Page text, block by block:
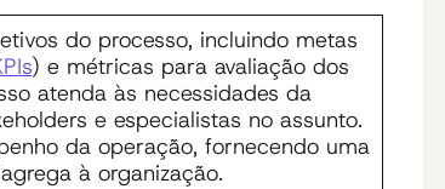
do processo, incluindo metas
) e métricas para avaliação dos
atenda às necessidades da
e especialistas no assunto.
da operação, fornecendo uma
à organização.